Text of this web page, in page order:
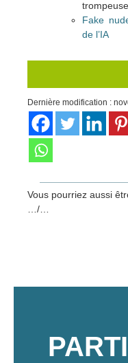
Fake
de l’IA
Dernière modification :
Vous pourriez aussi
…/…